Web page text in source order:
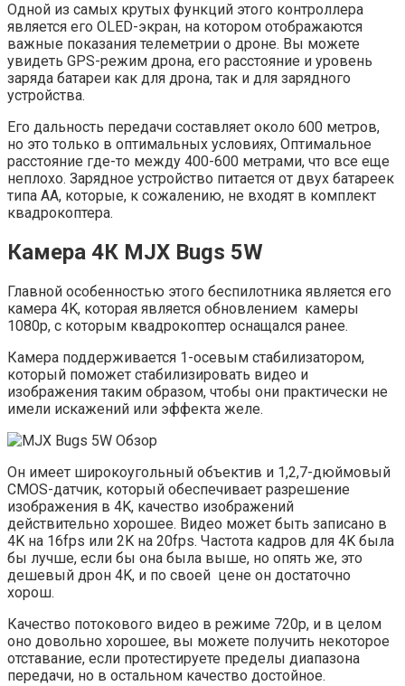
Одной из самых крутых функций этого контроллера
является его OLED-экран, на котором отображаются
важные показания телеметрии о дроне. Вы можете
увидеть GPS-режим дрона, его расстояние и уровень
заряда батареи как для дрона, так и для зарядного
устройства.
Его дальность передачи составляет около 600 метров,
но это только в оптимальных условиях, Оптимальное
расстояние где-то между 400-600 метрами, что все еще
неплохо. Зарядное устройство питается от двух батареек
типа АА, которые, к сожалению, не входят в комплект
квадрокоптера.
Камера 4К MJX Bugs 5W
Главной особенностью этого беспилотника является его
камера 4K, которая является обновлением камеры
1080p, с которым квадрокоптер оснащался ранее.
Камера поддерживается 1-осевым стабилизатором,
который поможет стабилизировать видео и
изображения таким образом, чтобы они практически не
имели искажений или эффекта желе.
Он имеет широкоугольный объектив и 1,2,7-дюймовый
CMOS-датчик, который обеспечивает разрешение
изображения в 4K, качество изображений
действительно хорошее. Видео может быть записано в
4K на 16fps или 2K на 20fps. Частота кадров для 4K была
бы лучше, если бы она была выше, но опять же, это
дешевый дрон 4K, и по своей цене он достаточно
хорош.
Качество потокового видео в режиме 720p, и в целом
оно довольно хорошее, вы можете получить некоторое
отставание, если протестируете пределы диапазона
передачи, но в остальном качество достойное.